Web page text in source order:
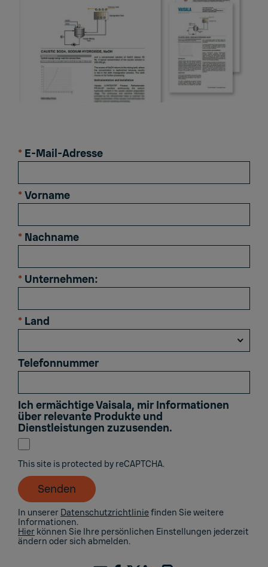
* E-Mail-Adresse
* Vorname
* Nachname
* Unternehmen:
* Land
Telefonnummer
Ich ermächtige Vaisala, mir Informationen
über relevante Produkte und
Dienstleistungen zuzusenden.
This site is protected by reCAPTCHA.
Senden
In unserer Datenschutzrichtliniefinden Sie weitere
Informationen.
Hier können Sie Ihre persönlichen Einstellungen jederzeit
ändern oder sich abmelden.